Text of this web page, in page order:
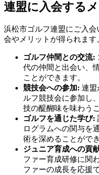
連盟に入会する
浜松市ゴルフ連盟にご入
会やメリットが得られます
ゴルフ仲間との交流:
代の仲間と出会い、
ことができます。
競技会への参加: 連盟
ルフ競技会に参加し
技の醍醐味を味わう
ゴルフを通じた学び:
ログラムへの関与を
術を深めることがで
ジュニア育成への貢
ファー育成研修に関
ファーの成長を応援